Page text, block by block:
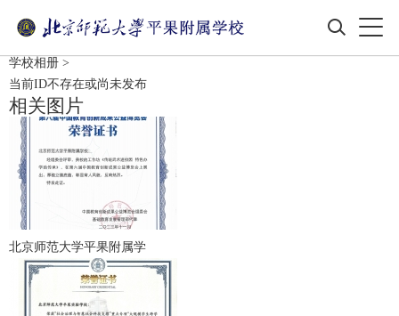
学校相册 >
当前ID不存在或尚未发布
相关图片
北京师范大学平果附属学